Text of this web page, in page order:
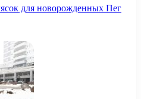
для новорожденных Пег